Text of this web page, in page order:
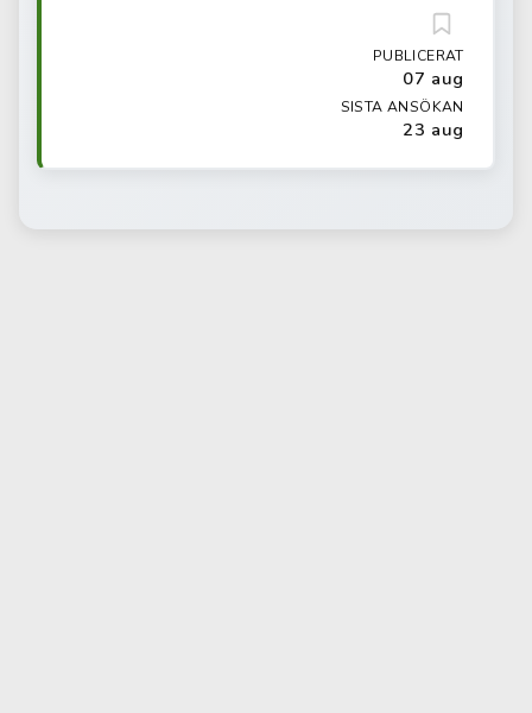
PUBLICERAT
07 aug
SISTA ANSÖKAN
23 aug